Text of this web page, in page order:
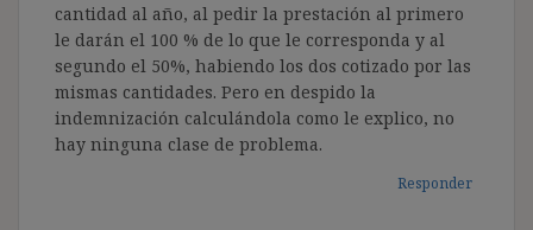
cantidad al año, al pedir la prestación al primero
le darán el 100 % de lo que le corresponda y al
segundo el 50%, habiendo los dos cotizado por las
mismas cantidades. Pero en despido la
indemnización calculándola como le explico, no
hay ninguna clase de problema.
Responder